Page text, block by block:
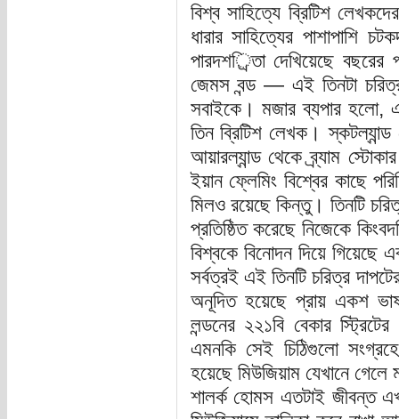
বিশ্ব সাহিত্যে ব্রিটিশ
ধারার সাহিত্যের পাশাপাশি
পারদশর্িতা দেখিয়েছে
জেমস বন্ড — এই তিনটা
সবাইকে। মজার ব্যপার হলো,
তিন ব্রিটিশ লেখক।
আয়ারল্যান্ড থেকে ব্র্যাম
ইয়ান ফ্লেমিং বিশ্বের কাছে
মিলও রয়েছে কিন্তু। তিনটি
প্রতিষ্ঠিত করেছে নিজেকে
বিশ্বকে বিনোদন দিয়ে গিয়েছে
সর্বত্রই এই তিনটি চরিত্র
অনূদিত হয়েছে প্রায় একশ
লন্ডনের ২২১বি বেকার
এমনকি সেই চিঠিগুলো
হয়েছে মিউজিয়াম যেখানে
শালর্ক হোমস এতটাই জীবন্ত